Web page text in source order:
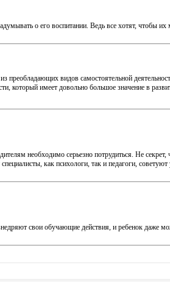
о его воспитании. Ведь все хотят, чтобы
преобладающих видов самостоятельной
который имеет довольно большое значение в
необходимо серьезно потрудиться. Не
как психологи, так и педагоги, советуют
свои обучающие действия, и ребенок даже